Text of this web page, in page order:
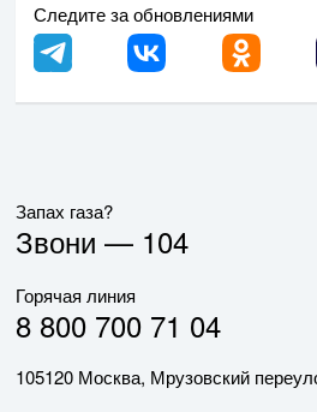
Следите за обновлениями
Запах газа?
Звони — 104
Горячая линия
8 800 700 71 04
105120 Москва, Мрузовский